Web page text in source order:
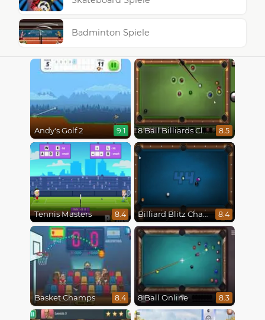
Badminton Spiele
Andy's Golf 2 9.1 8 Ball Billiards Classic 8.5
Tennis Masters 8.4 Billiard Blitz Challenge 8.4
Basket Champs 8.4 8 Ball Online 8.3